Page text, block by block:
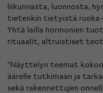
liikunnasta, luonnosta,
tietenkin tietyistä ruoka-
Yhtä lailla hormonien
rituaalit, altruistiset teot
“Näyttelyn teemat
äärelle tutkimaan ja
sekä rakennettujen